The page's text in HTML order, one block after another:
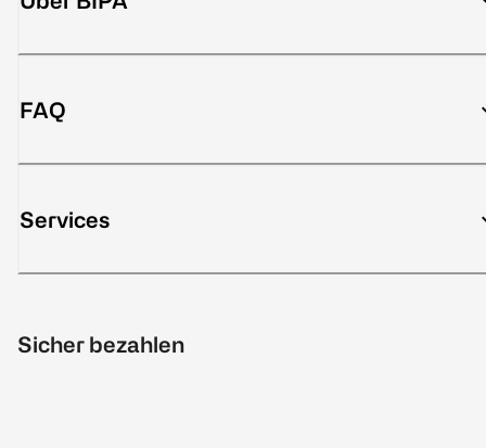
FAQ
Services
Sicher bezahlen